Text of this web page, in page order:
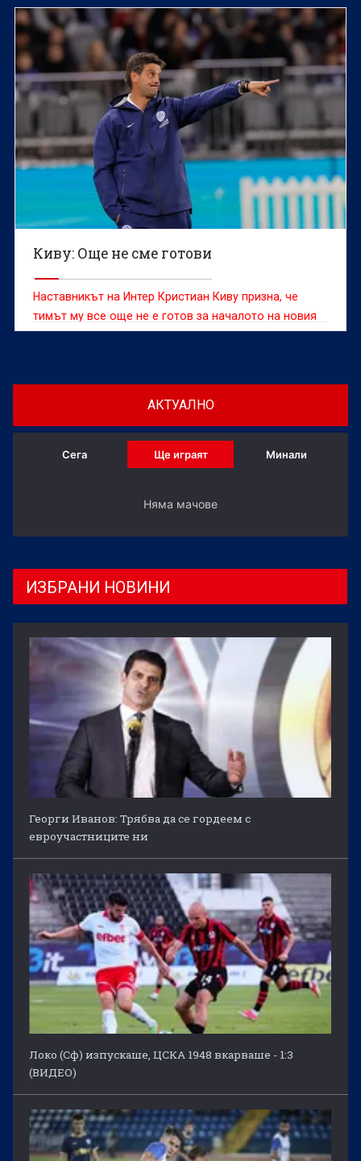
отбори и оставането му на „Метрополитано“ през
следващия сезон далеч не е сигурно
Киву: Още не сме готови
Наставникът на Интер Кристиан Киву призна, че
тимът му все още не е готов за началото на новия
сезон въпреки днешната победа с 2:1 в контролата
АКТУАЛНО
Сега Ще играят Минали
Няма мачове
ИЗБРАНИ НОВИНИ
Георги Иванов: Трябва да се гордеем с
евроучастниците ни
Локо (Сф) изпускаше, ЦСКА 1948 вкарваше - 1:3
(ВИДЕО)